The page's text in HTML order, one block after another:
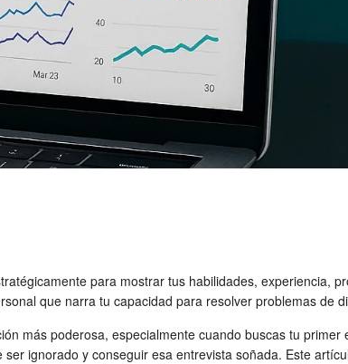
para mostrar tus habilidades, experiencia,
que narra tu capacidad para resolver problemas de
más poderosa, especialmente cuando buscas tu primer
ignorado y conseguir esa entrevista soñada. Este